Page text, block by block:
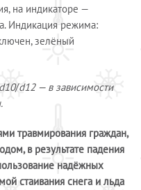
на индикаторе —
Индикация режима:
зелёный
d10/d12 — в зависимости
травмирования граждан,
в результате падения
надёжных
стаивания снега и льда